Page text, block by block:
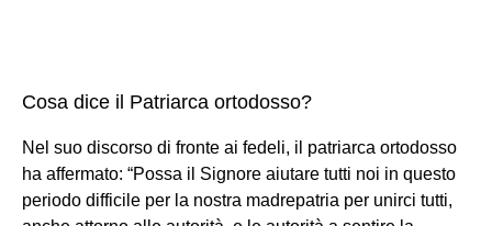
Cosa dice il Patriarca ortodosso?
Nel suo discorso di fronte ai fedeli, il patriarca ortodosso
ha affermato: “Possa il Signore aiutare tutti noi in questo
periodo difficile per la nostra madrepatria per unirci tutti,